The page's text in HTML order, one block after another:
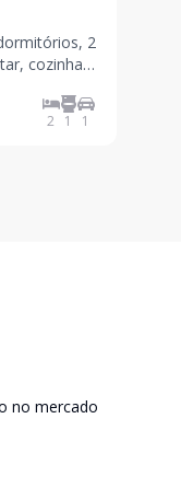
2
cozinha
e 1 vaga de
portaria 24
2 1 1
no mercado